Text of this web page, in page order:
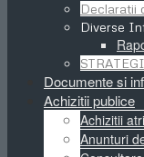
Declaratii
Diverse
Documente si
Achizitii publice
Achizitii
Anunturi